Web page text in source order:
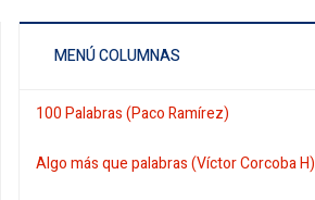
MENÚ COLUMNAS
100 Palabras (Paco Ramírez)
Algo más que palabras (Víctor Corcoba H)